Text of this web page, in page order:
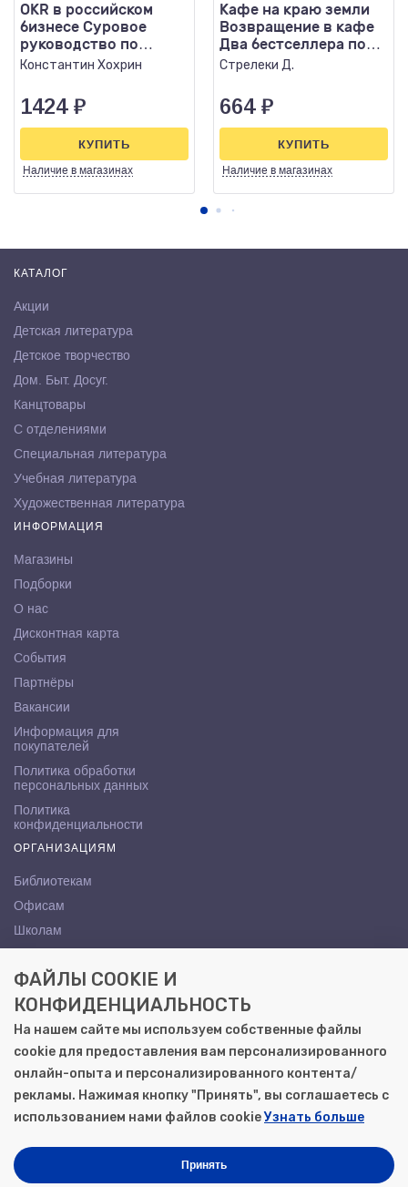
OKR в российском
бизнесе Суровое
руководство по
превращению
Константин Хохрин
1424 ₽
Наличие в магазинах
КУПИТЬ
Кафе на краю земли
Возвращение в кафе
Два бестселлера под
одной обложкой
Стрелеки Д.
664 ₽
Наличие в магазинах
КУПИТЬ
КАТАЛОГ
Акции
Детская литература
Детское творчество
Дом. Быт. Досуг.
Канцтовары
С отделениями
Специальная литература
Учебная литература
Художественная литература
ИНФОРМАЦИЯ
Магазины
Подборки
О нас
Дисконтная карта
События
Партнёры
Вакансии
Информация для
покупателей
Политика обработки
персональных данных
Политика
конфиденциальности
ОРГАНИЗАЦИЯМ
Библиотекам
Офисам
Школам
КОНТАКТЫ
Саратов, ул. Осипова, 10А
+7 (8452) 72-65-65
gemera@moya-kniga.ru
Моя книга | Сеть книжных магазинов в Саратове
ФАЙЛЫ COOKIE И
КОНФИДЕНЦИАЛЬНОСТЬ
На нашем сайте мы используем собственные файлы
cookie для предоставления вам персонализированного
онлайн-опыта и персонализированного контента/
рекламы. Нажимая кнопку "Принять", вы соглашаетесь с
использованием нами файлов cookieУзнать больше
Принять